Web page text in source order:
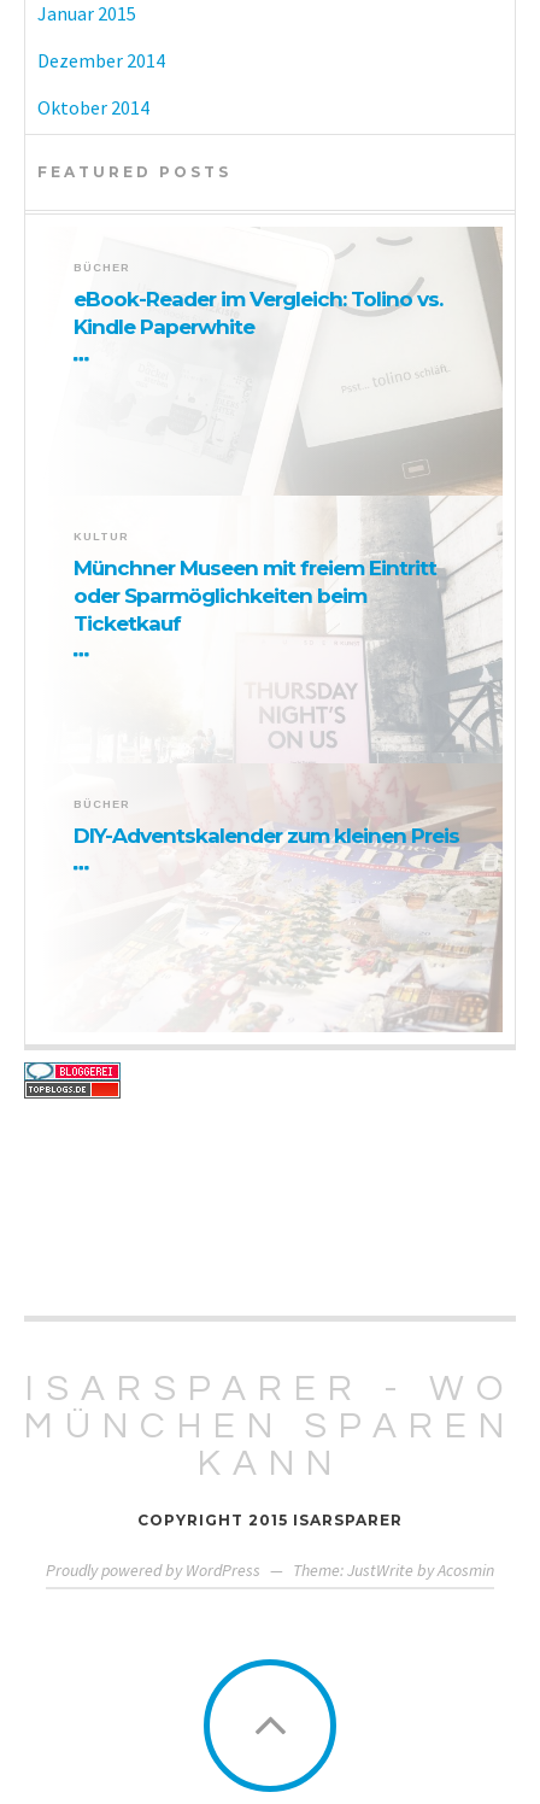
Januar 2015
Dezember 2014
Oktober 2014
FEATURED POSTS
BÜCHER
eBook-Reader im Vergleich: Tolino vs.
Kindle Paperwhite
KULTUR
Münchner Museen mit freiem Eintritt
oder Sparmöglichkeiten beim
Ticketkauf
BÜCHER
DIY-Adventskalender zum kleinen Preis
ISARSPARER - WO
MÜNCHEN SPAREN
KANN
COPYRIGHT 2015 ISARSPARER
Proudly powered by WordPress — Theme: JustWrite byAcosmin